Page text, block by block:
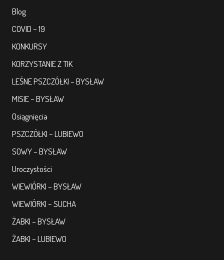
Blog
COVID – 19
KONKURSY
KORZYSTANIE Z TIK
LEŚNE PSZCZÓŁKI – BYSŁAW
MISIE – BYSŁAW
Osiągnięcia
PSZCZÓŁKI – LUBIEWO
SOWY – BYSŁAW
Uroczystości
WIEWIÓRKI – BYSŁAW
WIEWIÓRKI – SUCHA
ŻABKI – BYSŁAW
ŻABKI – LUBIEWO